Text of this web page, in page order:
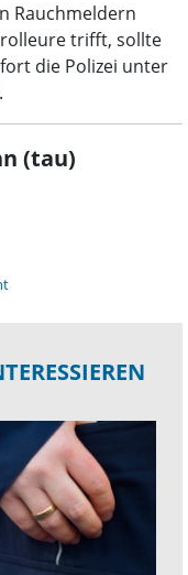
Rauchmeldern
trifft, sollte
die Polizei unter
(tau)